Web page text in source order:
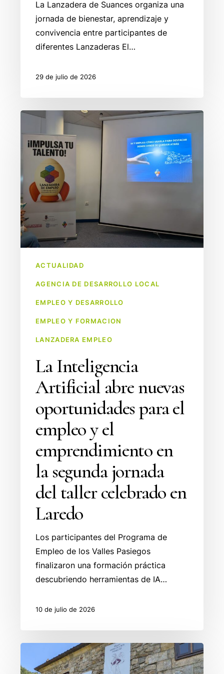
La Lanzadera de Suances organiza una
jornada de bienestar, aprendizaje y
convivencia entre participantes de
diferentes Lanzaderas El…
29 de julio de 2026
La
Artificial
abre
nuevas
oportunidades
para
el
empleo
y
emprendimiento
celebrado
ACTUALIDAD
AGENCIA DE DESARROLLO LOCAL
EMPLEO Y DESARROLLO
EMPLEO Y FORMACION
LANZADERA EMPLEO
La Inteligencia
Artificial abre nuevas
oportunidades para el
empleo y el
emprendimiento en
la segunda jornada
del taller celebrado en
Laredo
Los participantes del Programa de
Empleo de los Valles Pasiegos
finalizaron una formación práctica
descubriendo herramientas de IA…
10 de julio de 2026
mirada